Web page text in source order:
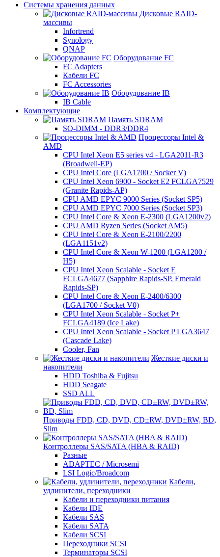
Системы хранения данных
Дисковые RAID-
массивы
Infortrend
Synology
QNAP
Оборудование FC
FC Adapters
Кабели FC
FC Accessories
Оборудование IB
IB Cable
Комплектующие
Память SDRAM
SO-DIMM - DDR3/DDR4
Процессоры Intel &
AMD
CPU Intel Xeon E5 series v4 - LGA2011-R3
(Broadwell-EP)
CPU Intel Core (LGA1700 / Socker V)
CPU Intel Xeon 6900 - Socket E2 FCLGA7529
(Granite Rapids-AP)
CPU AMD EPYC 9000 Series (Socket SP5)
CPU AMD EPYC 7000 Series (Socket SP3)
CPU Intel Core & Xeon E-2300 (LGA1200v2)
CPU AMD Ryzen Series (Socket AM5)
CPU Intel Core & Xeon E-2100/2200
(LGA1151v2)
CPU Intel Core & Xeon W-1200 (LGA1200 /
H5)
CPU Intel Xeon Scalable - Socket E
FCLGA4677 (Sapphire Rapids-SP, Emerald
Rapids-SP)
CPU Intel Core & Xeon E-2400/6300
(LGA1700 / Socket V0)
CPU Intel Xeon Scalable - Socket P+
FCLGA4189 (Ice Lake)
CPU Intel Xeon Scalable - Socket P LGA3647
(Cascade Lake)
Cooler, Fan
Жесткие диски и
накопители
HDD Toshiba & Fujitsu
HDD Seagate
SSD ALL
Приводы FDD, CD, DVD, CD±RW, DVD±RW, BD,
Slim
Контроллеры SAS/SATA (HBA & RAID)
Разные
ADAPTEC / Microsemi
LSI Logic/Broadcom
Кабели,
удлинители, переходники
Кабели и переходники питания
Кабели IDE
Кабели SAS
Кабели SATA
Кабели SCSI
Переходники SCSI
Терминаторы SCSI